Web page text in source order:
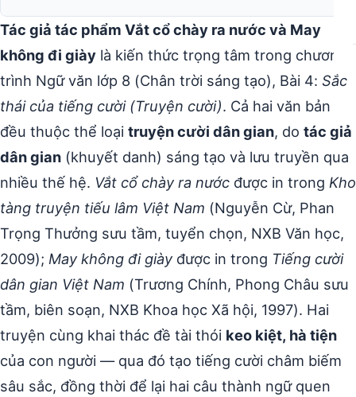
Tác giả tác phẩm Vắt cổ chày ra nước và May
không đi giày là kiến thức trọng tâm trong chương
trình Ngữ văn lớp 8 (Chân trời sáng tạo), Bài 4: Sắc
thái của tiếng cười (Truyện cười). Cả hai văn bản
đều thuộc thể loại truyện cười dân gian, do tác giả
dân gian (khuyết danh) sáng tạo và lưu truyền qua
nhiều thế hệ. Vắt cổ chày ra nước được in trong Kho
tàng truyện tiếu lâm Việt Nam (Nguyễn Cừ, Phan
Trọng Thưởng sưu tầm, tuyển chọn, NXB Văn học,
2009); May không đi giàyđược in trong Tiếng cười
dân gian Việt Nam (Trương Chính, Phong Châu sưu
tầm, biên soạn, NXB Khoa học Xã hội, 1997). Hai
truyện cùng khai thác đề tài thói keo kiệt, hà tiện
của con người — qua đó tạo tiếng cười châm biếm
sâu sắc, đồng thời để lại hai câu thành ngữ quen